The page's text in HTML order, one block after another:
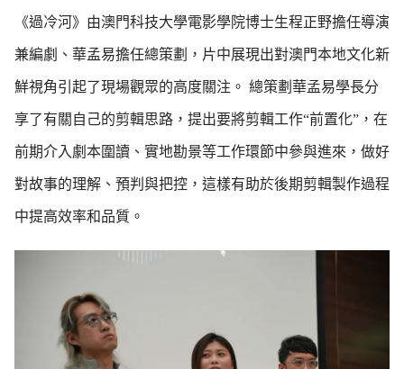
《過冷河》由澳門科技大學電影學院博士生程正野擔任導演
兼編劇、華孟易擔任總策劃，片中展現出對澳門本地文化新
鮮視角引起了現場觀眾的高度關注。 總策劃華孟易學長分
享了有關自己的剪輯思路，提出要將剪輯工作“前置化”，在
前期介入劇本圍讀、實地勘景等工作環節中參與進來，做好
對故事的理解、預判與把控，這樣有助於後期剪輯製作過程
中提高效率和品質。